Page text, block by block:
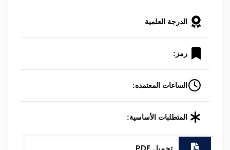
الدرجة العلمية
رمز:
الساعات المعتمده:
المتطلبات الأساسية: